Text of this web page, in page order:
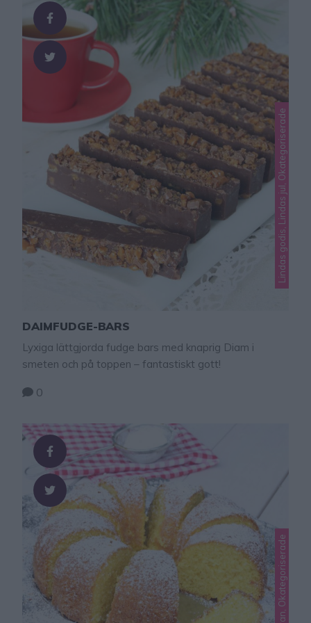
saffranscheesecake med pepparkaksbotten Extra gott
tips! Blanda ner 100 g smält …
Lindas godis, Lindas jul, Okategoriserade
DAIMFUDGE-BARS
Lyxiga lättgjorda fudge bars med knaprig Diam i
smeten och på toppen – fantastiskt gott!
0